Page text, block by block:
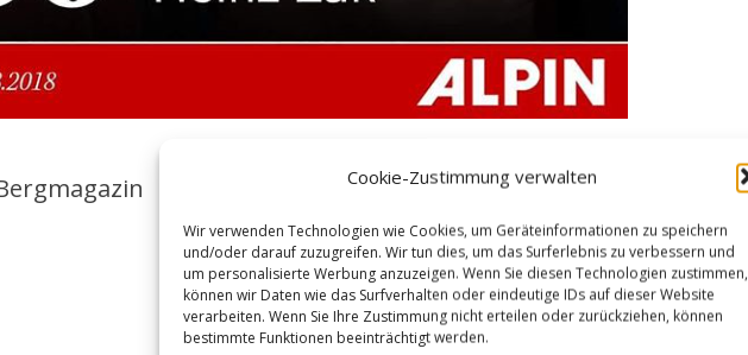
Cookie-Zustimmung verwalten
Wir verwenden Technologien wie Cookies, um Geräteinformationen zu speichern
und/oder darauf zuzugreifen. Wir tun dies, um das Surferlebnis zu verbessern und
um personalisierte Werbung anzuzeigen. Wenn Sie diesen Technologien zustimmen,
können wir Daten wie das Surfverhalten oder eindeutige IDs auf dieser Website
verarbeiten. Wenn Sie Ihre Zustimmung nicht erteilen oder zurückziehen, können
bestimmte Funktionen beeinträchtigt werden.